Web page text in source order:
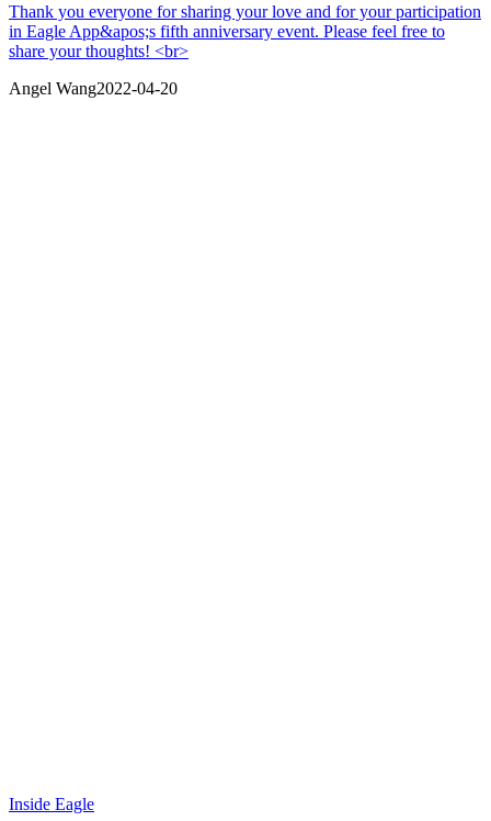
Thank you everyone for sharing your love and for your participation
in Eagle App&apos;s fifth anniversary event. Please feel free to
share your thoughts! <br>
Angel Wang2022-04-20
Inside Eagle